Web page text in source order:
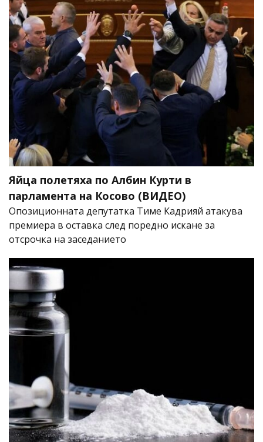
Яйца полетяха по Албин Курти в
парламента на Косово (ВИДЕО)
Опозиционната депутатка Тиме Кадрияй атакува
премиера в оставка след поредно искане за
отсрочка на заседанието